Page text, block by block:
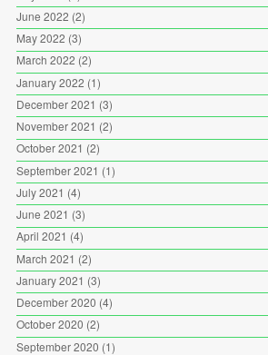
June 2022 (2)
May 2022 (3)
March 2022 (2)
January 2022 (1)
December 2021 (3)
November 2021 (2)
October 2021 (2)
September 2021 (1)
July 2021 (4)
June 2021 (3)
April 2021 (4)
March 2021 (2)
January 2021 (3)
December 2020 (4)
October 2020 (2)
September 2020 (1)